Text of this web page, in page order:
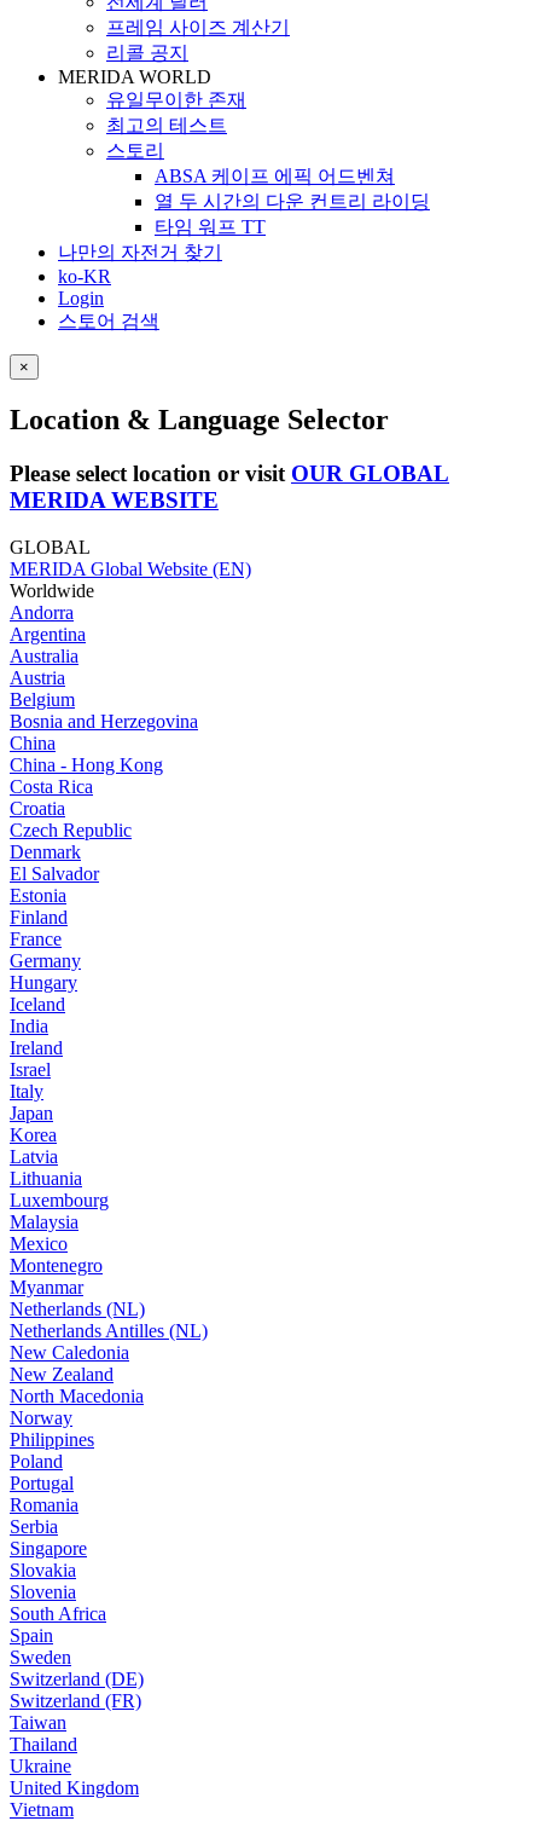
프레임 사이즈 계산기
리콜 공지
MERIDA WORLD
유일무이한 존재
최고의 테스트
스토리
ABSA 케이프 에픽 어드벤쳐
열 두 시간의 다운 컨트리 라이딩
타임 워프 TT
나만의 자전거 찾기
ko-KR
Login
스토어 검색
×
Location & Language Selector
Please select location or visit OUR GLOBAL
MERIDA WEBSITE
GLOBAL
MERIDA Global Website (EN)
Worldwide
Andorra
Argentina
Australia
Austria
Belgium
Bosnia and Herzegovina
China
China - Hong Kong
Costa Rica
Croatia
Czech Republic
Denmark
El Salvador
Estonia
Finland
France
Germany
Hungary
Iceland
India
Ireland
Israel
Italy
Japan
Korea
Latvia
Lithuania
Luxembourg
Malaysia
Mexico
Montenegro
Myanmar
Netherlands (NL)
Netherlands Antilles (NL)
New Caledonia
New Zealand
North Macedonia
Norway
Philippines
Poland
Portugal
Romania
Serbia
Singapore
Slovakia
Slovenia
South Africa
Spain
Sweden
Switzerland (DE)
Switzerland (FR)
Taiwan
Thailand
Ukraine
United Kingdom
Vietnam